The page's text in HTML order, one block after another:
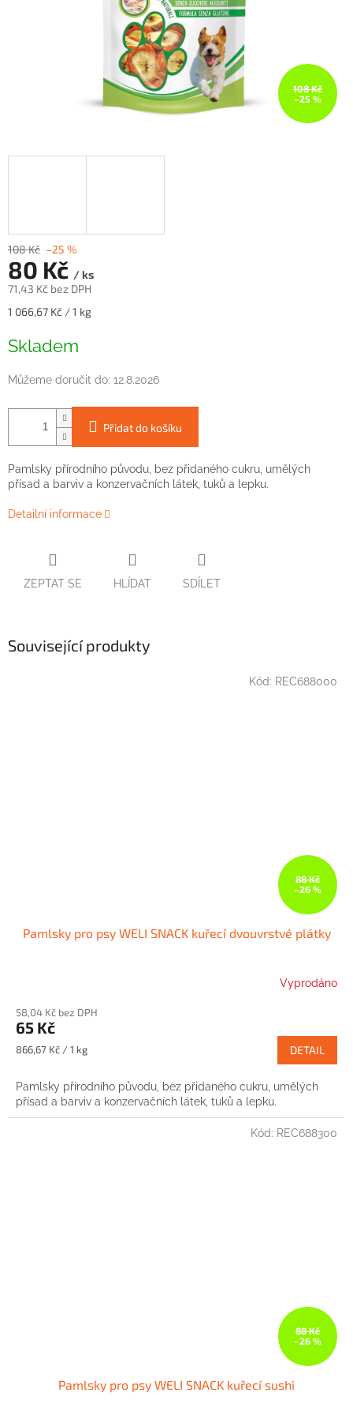
108 Kč
–25 %
108 Kč –25 %
80 Kč / ks
71,43 Kč bez DPH
Měrná
1 066,67 Kč / 1 kg
Skladem
Můžeme doručit do: 12.8.2026
Přidat do košíku
Pamlsky přírodního původu, bez přidaného cukru, umělých
přísad a barviv a konzervačních látek, tuků a lepku.
Detailní informace
ZEPTAT SE HLÍDAT SDÍLET
Související produkty
88 Kč
–26 %
Pamlsky pro psy WELI SNACK kuřecí dvouvrstvé plátky
Vyprodáno
58,04 Kč bez DPH
65 Kč
Měrná
866,67 Kč / 1 kg DETAIL
Pamlsky přírodního původu, bez přidaného cukru, umělých
přísad a barviv a konzervačních látek, tuků a lepku.
Kód: REC688000
88 Kč
–26 %
Pamlsky pro psy WELI SNACK kuřecí sushi
Kód: REC688300